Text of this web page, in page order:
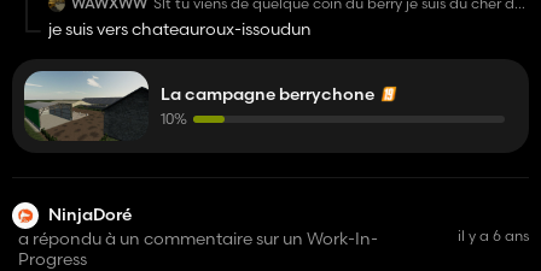
18 vers Bourges viens mp si tu veut que je t'aide
je suis vers chateauroux-issoudun
La campagne berrychone
10%
NinjaDoré
a répondu à un commentaire sur un Work-In-
Progress
il y a 6 ans